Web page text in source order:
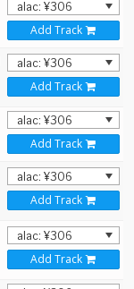
Add Track
Add Track
Add Track
Add Track
Add Track